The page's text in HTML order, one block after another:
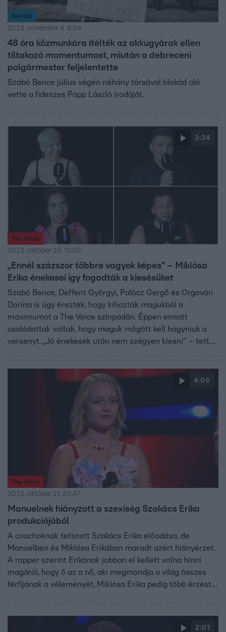
Belföld
2023. november 4. 8:04
48 óra közmunkára ítélték az akkugyárak ellen
tiltakozó momentumost, miután a debreceni
polgármester feljelentette
Szabó Bence július végén néhány társával blokád alá
vette a fideszes Papp László irodáját.
3:34
The Voice
2023. október 26. 13:00
„Ennél százszor többre vagyok képes” – Miklósa
Erika énekesei így fogadták a kiesésüket
Szabó Bence, Deffent Györgyi, Palócz Gergő és Orgován
Dorina is úgy érezték, hogy kihozták magukból a
maximumot a The Voice színpadán. Éppen emiatt
csalódottak voltak, hogy maguk mögött kell hagyniuk a
versenyt. „Jó énekesek után nem szégyen kiesni” – tette
kieső versenyzői emellett arról is meséltek, mit tanultak
coachuktól és a tehetségkutatótól.
4:06
The Voice
2023. október 21. 20:47
Manuelnek hiányzott a szexiség Szakács Erika
produkciójából
A coachoknak tetszett Szakács Erika előadása, de
Manuelben és Miklósa Erikában maradt azért hiányérzet.
A rapper szerint Erikának jobban el kellett volna hinni
magáról, hogy ő az a nő, aki megmondja a világ összes
férfijának a véleményét, Miklósa Erika pedig több érzést
2:01